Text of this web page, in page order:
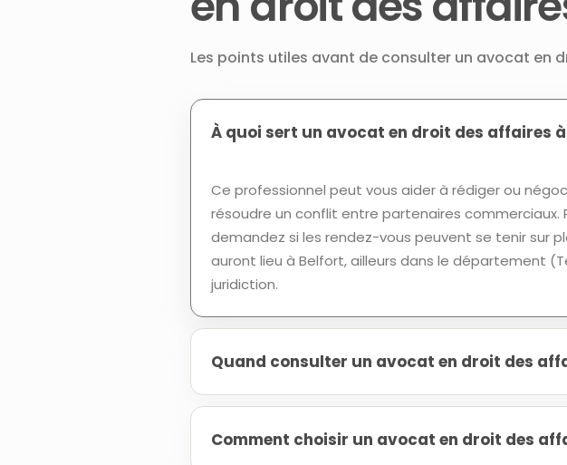
Les points utiles avant de consulter un avocat en
À quoi sert un avocat en droit des affaires
Ce professionnel peut vous aider à rédiger ou
résoudre un conflit entre partenaires commerciaux.
demandez si les rendez-vous peuvent se tenir sur
auront lieu à Belfort, ailleurs dans le département
juridiction.
Quand consulter un avocat en droit des
Comment choisir un avocat en droit des